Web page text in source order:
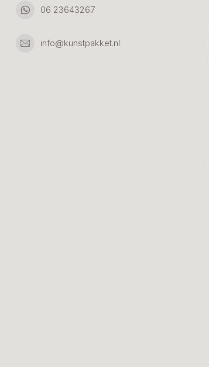
06 23643267
info@kunstpakket.nl